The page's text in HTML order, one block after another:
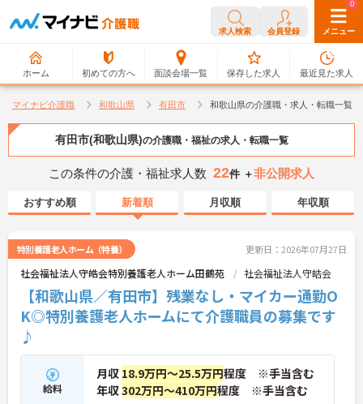
求人検索 会員登録 メニュー
ホーム 初めての方へ 面談会場一覧
0
保存した求人
0
最近見た求人
マイナビ介護職 和歌山県 有田市 和歌山県の介護職・求人・転職一覧
有田市(和歌山県)の介護職・福祉の求人・転職一覧
この条件の介護・福祉求人数 22件 ＋非公開求人
おすすめ順 新着順 月収順 年収順
特別養護老人ホーム（特養） 更新日：2026年07月27日
社会福祉法人守皓会特別養護老人ホーム田鶴苑 社会福祉法人守皓会
【和歌山県／有田市】残業なし・マイカー通勤O
K◎特別養護老人ホームにて介護職員の募集です
♪
給料
月収 18.9万円～25.5万円程度 ※手当含む
年収302万円～410万円程度 ※手当含む